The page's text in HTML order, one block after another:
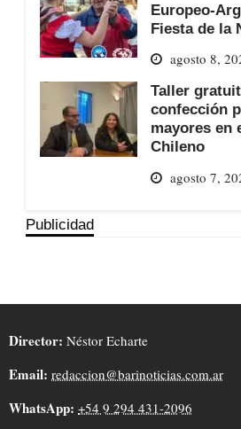
Europeo-
Fiesta de la
agosto 8,
Taller
confección
mayores en
Chileno
agosto 7,
Publicidad
Director: Néstor Echarte
Email: redaccion@barinoticias.com.ar
WhatsApp: +54 9 294 431-2096